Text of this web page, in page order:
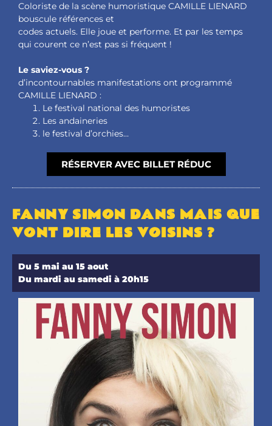
Coloriste de la scène humoristique CAMILLE LIENARD
bouscule références et
codes actuels. Elle joue et performe. Et par les temps
qui courent ce n’est pas si fréquent !
Le saviez-vous ?
d’incontournables manifestations ont programmé
CAMILLE LIENARD :
Le festival national des humoristes
Les andaineries
le festival d’orchies…
RÉSERVER AVEC BILLET RÉDUC
FANNY SIMON DANS MAIS QUE
VONT DIRE LES VOISINS ?
Du 5 mai au 15 aout
Du mardi au samedi à 20h15